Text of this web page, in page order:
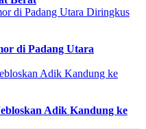
di Padang Utara
Adik Kandung ke